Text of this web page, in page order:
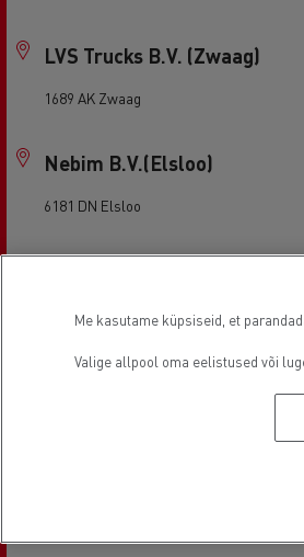
LVS Trucks B.V. (Zwaag)
1689 AK Zwaag
Nebim B.V.(Elsloo)
6181 DN Elsloo
5928 RB Venlo
Nebim B.V.(Weert)
Me kasutame küpsiseid, et
Valige allpool oma eelistused või